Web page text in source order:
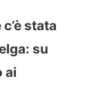
stata
su
ai